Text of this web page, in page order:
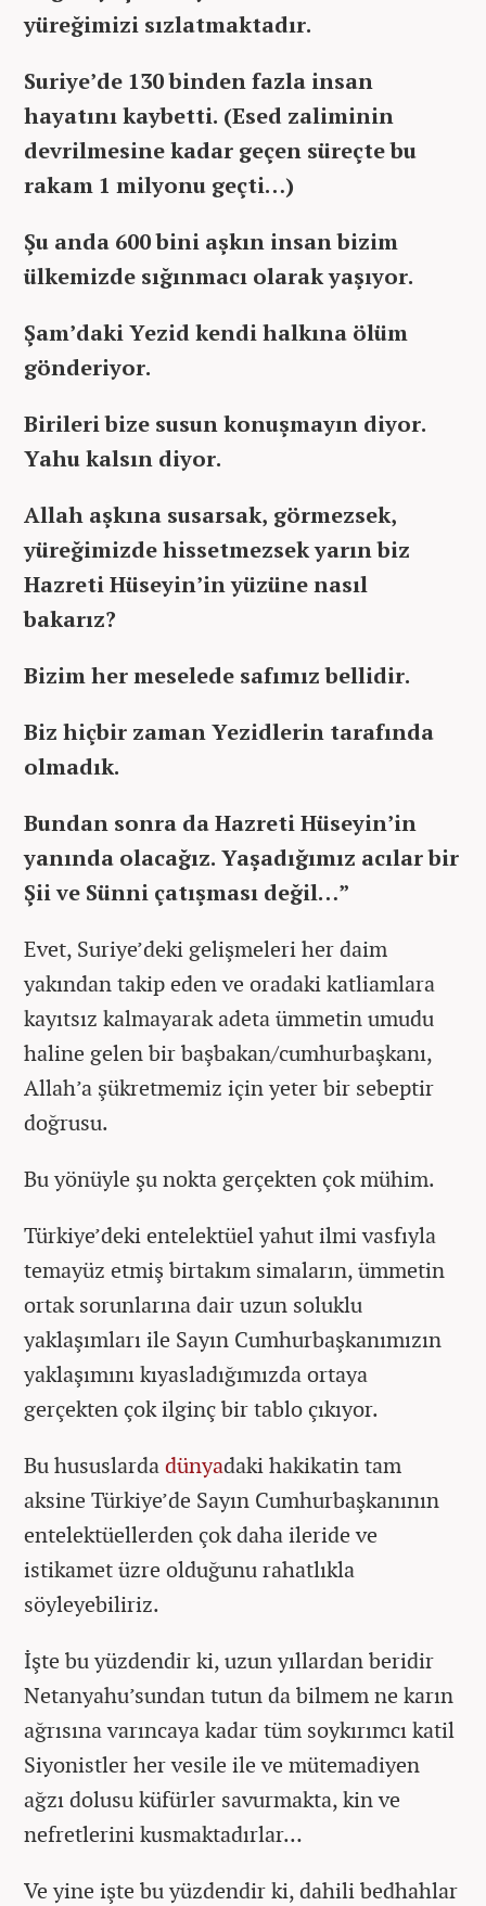
yüreğimizi sızlatmaktadır.
Suriye’de 130 binden fazla insan
hayatını kaybetti. (Esed zaliminin
devrilmesine kadar geçen süreçte bu
rakam 1 milyonu geçti…)
Şu anda 600 bini aşkın insan bizim
ülkemizde sığınmacı olarak yaşıyor.
Şam’daki Yezid kendi halkına ölüm
gönderiyor.
Birileri bize susun konuşmayın diyor.
Yahu kalsın diyor.
Allah aşkına susarsak, görmezsek,
yüreğimizde hissetmezsek yarın biz
Hazreti Hüseyin’in yüzüne nasıl
bakarız?
Bizim her meselede safımız bellidir.
Biz hiçbir zaman Yezidlerin tarafında
olmadık.
Bundan sonra da Hazreti Hüseyin’in
yanında olacağız. Yaşadığımız acılar bir
Şii ve Sünni çatışması değil…”
Evet, Suriye’deki gelişmeleri her daim
yakından takip eden ve oradaki katliamlara
kayıtsız kalmayarak adeta ümmetin umudu
haline gelen bir başbakan/cumhurbaşkanı,
Allah’a şükretmemiz için yeter bir sebeptir
doğrusu.
Bu yönüyle şu nokta gerçekten çok mühim.
Türkiye’deki entelektüel yahut ilmi vasfıyla
temayüz etmiş birtakım simaların, ümmetin
ortak sorunlarına dair uzun soluklu
yaklaşımları ile Sayın Cumhurbaşkanımızın
yaklaşımını kıyasladığımızda ortaya
gerçekten çok ilginç bir tablo çıkıyor.
Bu hususlardadünyadaki hakikatin tam
aksine Türkiye’de Sayın Cumhurbaşkanının
entelektüellerden çok daha ileride ve
istikamet üzre olduğunu rahatlıkla
söyleyebiliriz.
İşte bu yüzdendir ki, uzun yıllardan beridir
Netanyahu’sundan tutun da bilmem ne karın
ağrısına varıncaya kadar tüm soykırımcı katil
Siyonistler her vesile ile ve mütemadiyen
ağzı dolusu küfürler savurmakta, kin ve
nefretlerini kusmaktadırlar…
Ve yine işte bu yüzdendir ki, dahili bedhahlar